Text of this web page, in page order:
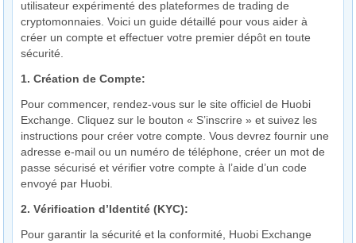
utilisateur expérimenté des plateformes de trading de
cryptomonnaies. Voici un guide détaillé pour vous aider à
créer un compte et effectuer votre premier dépôt en toute
sécurité.
1. Création de Compte:
Pour commencer, rendez-vous sur le site officiel de Huobi
Exchange. Cliquez sur le bouton « S’inscrire » et suivez les
instructions pour créer votre compte. Vous devrez fournir une
adresse e-mail ou un numéro de téléphone, créer un mot de
passe sécurisé et vérifier votre compte à l’aide d’un code
envoyé par Huobi.
2. Vérification d’Identité (KYC):
Pour garantir la sécurité et la conformité, Huobi Exchange